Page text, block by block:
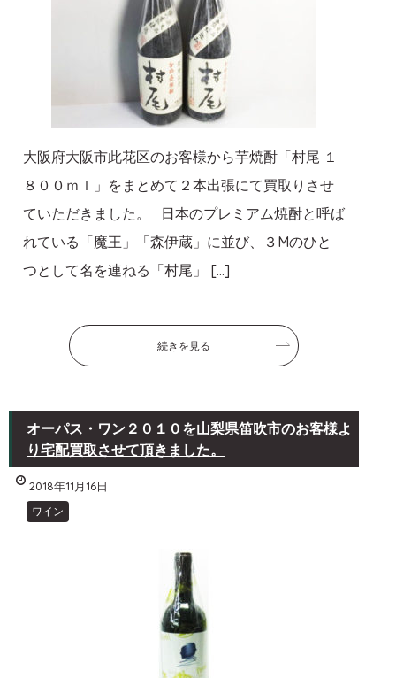
大阪府大阪市此花区のお客様から芋焼酎「村尾 １
８００ｍｌ」をまとめて２本出張にて買取りさせ
ていただきました。 日本のプレミアム焼酎と呼ば
れている「魔王」「森伊蔵」に並び、３Mのひと
つとして名を連ねる「村尾」 […]
続きを見る
オーパス・ワン２０１０を山梨県笛吹市のお客様よ
り宅配買取させて頂きました。
2018年11月16日
ワイン